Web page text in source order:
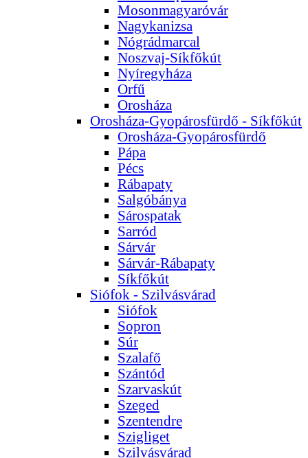
Mosonmagyaróvár
Nagykanizsa
Nógrádmarcal
Noszvaj-Síkfőkút
Nyíregyháza
Orfű
Orosháza
Orosháza-Gyopárosfürdő - Síkfőkút
Orosháza-Gyopárosfürdő
Pápa
Pécs
Rábapaty
Salgóbánya
Sárospatak
Sarród
Sárvár
Sárvár-Rábapaty
Síkfőkút
Siófok - Szilvásvárad
Siófok
Sopron
Súr
Szalafő
Szántód
Szarvaskút
Szeged
Szentendre
Szigliget
Szilvásvárad